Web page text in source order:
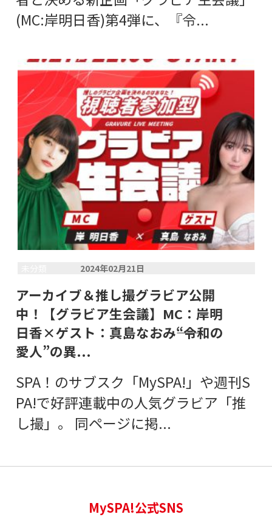
(MC:岸明日香)第4弾に、『令...
2024年02月21日
アーカイブ＆推し撮グラビア公開
中！【グラビア生会議】MC：岸明
日香×ゲスト：真島なおみ――“令和の
愛人”の異...
SPA！のサブスク「MySPA!」や週刊S
PA!で好評連載中の人気グラビア「推
し撮」。 同ページに掲...